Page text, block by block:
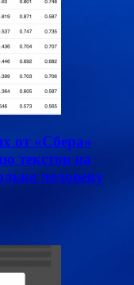
от «Сбера»
текстов на
человеку